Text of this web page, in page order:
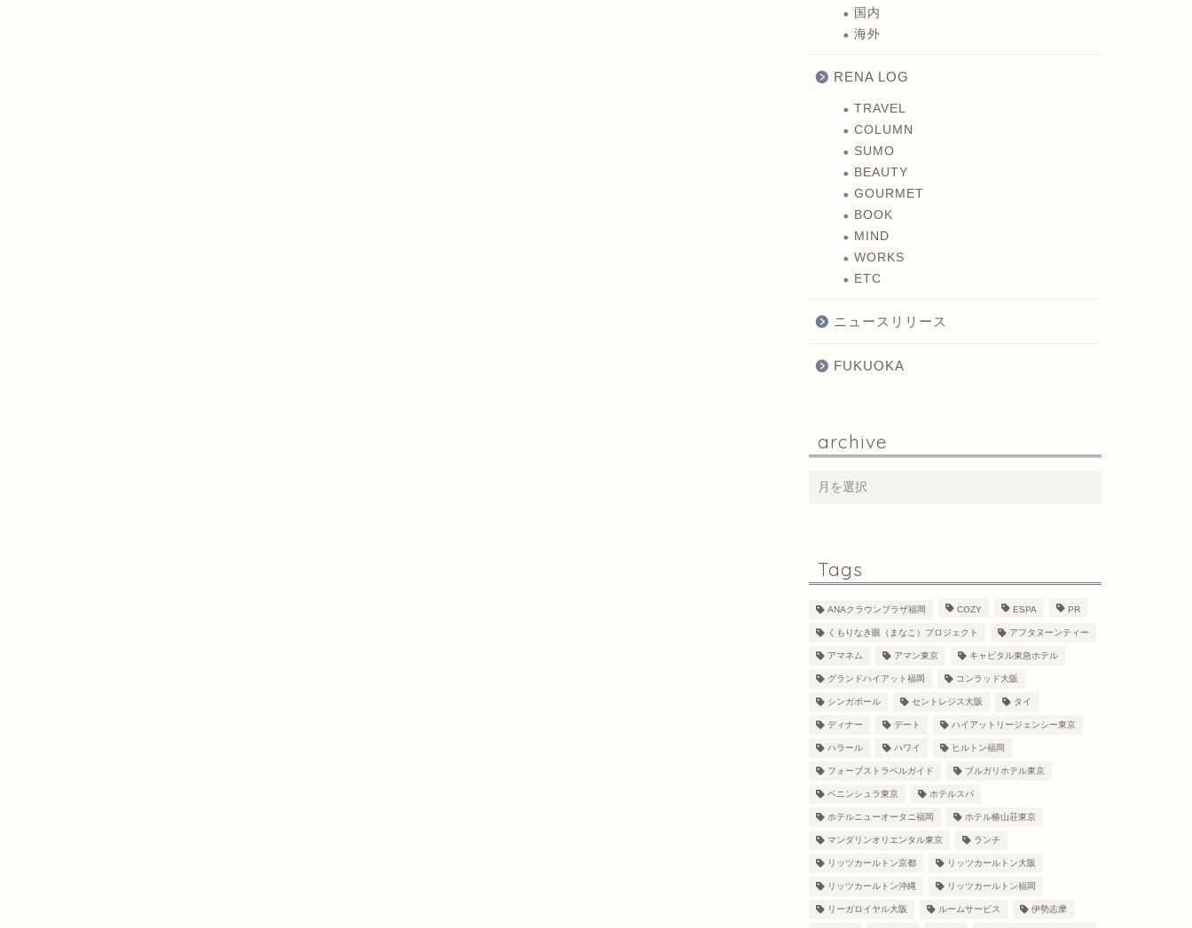
国内
海外
RENA LOG
TRAVEL
COLUMN
SUMO
BEAUTY
GOURMET
BOOK
MIND
WORKS
ETC
ニュースリリース
FUKUOKA
archive
Tags
ANAクラウンプラザ福岡 COZY ESPA PR
くもりなき眼（まなこ）プロジェクト アフタヌーンティー
アマネム アマン東京 キャピタル東急ホテル
グランドハイアット福岡 コンラッド大阪
シンガポール セントレジス大阪 タイ
ディナー デート ハイアットリージェンシー東京
ハラール ハワイ ヒルトン福岡
フォーブストラベルガイド ブルガリホテル東京
ペニンシュラ東京 ホテルスパ
ホテルニューオータニ福岡 ホテル椿山荘東京
マンダリンオリエンタル東京 ランチ
リッツカールトン京都 リッツカールトン大阪
リッツカールトン沖縄 リッツカールトン福岡
リーガロイヤル大阪 ルームサービス 伊勢志摩